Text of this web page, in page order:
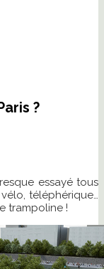
?
essayé tous
téléphérique…
trampoline !